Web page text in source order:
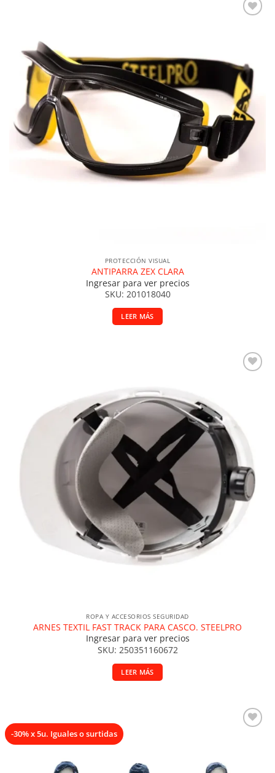
PROTECCIÓN VISUAL
ANTIPARRA ZEX CLARA
Ingresar para ver precios
SKU: 201018040
LEER MÁS
ROPA Y ACCESORIOS SEGURIDAD
ARNES TEXTIL FAST TRACK PARA CASCO. STEELPRO
Ingresar para ver precios
SKU: 250351160672
LEER MÁS
-30% x 5u. Iguales o surtidas